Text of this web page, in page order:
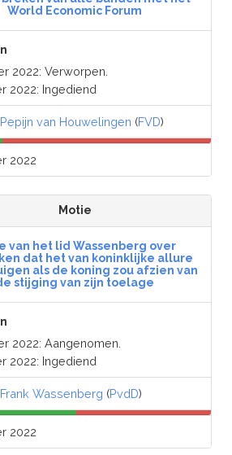
World Economic Forum
2022: Verworpen.
2022: Ingediend
Pepijn van Houwelingen (FVD)
2022
Motie
van het lid Wassenberg over
dat het van koninklijke allure
als de koning zou afzien van
stijging van zijn toelage
2022: Aangenomen.
2022: Ingediend
Frank Wassenberg (PvdD)
2022